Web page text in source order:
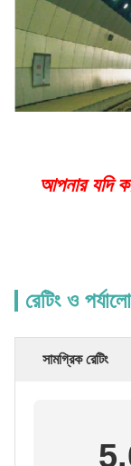
আপনার যদি
রেটিং ও
সামগ্রিক রেটিং